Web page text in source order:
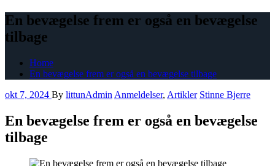
En bevægelse frem er også en bevægelse
tilbage
Home
En bevægelse frem er også en bevægelse tilbage
okt 7, 2024 By littunAdmin Anmeldelser, Artikler Stinne Bjerre
En bevægelse frem er også en bevægelse
tilbage